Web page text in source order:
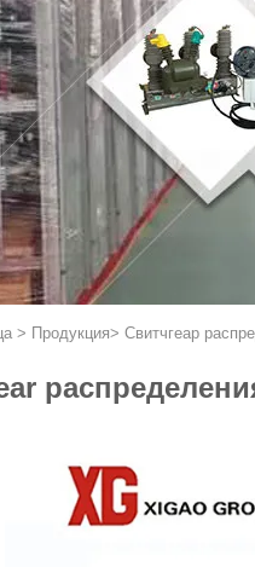
> Продукция> Свитчгеар